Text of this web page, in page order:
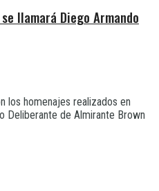
llamará Diego Armando
los homenajes realizados en
Deliberante de Almirante Brown